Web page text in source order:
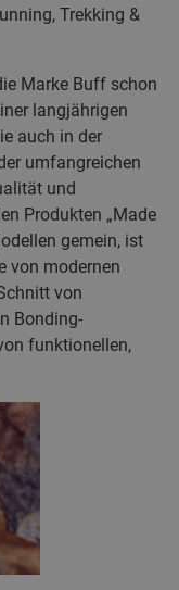
Trekking &
Marke Buff schon
langjährigen
auch in der
umfangreichen
und
Produkten „Made
gemein, ist
von modernen
von
Bonding-
funktionellen,